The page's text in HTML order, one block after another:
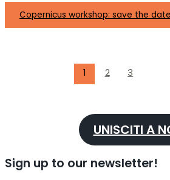
Copernicus workshop: save the date
1 2 3
UNISCITI A
Sign up to our newsletter!